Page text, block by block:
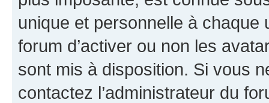
unique et personnelle à chaque
forum d’activer ou non les
sont mis à disposition. Si vous
contactez l’administrateur du